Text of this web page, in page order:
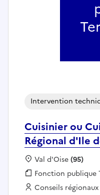
Cuisinier ou
Régional d'Ile
Intervention
Localisation :
Val d'Oise(95)
Fonction publique :
Fonction publique
Employeur :
Conseils régionaux